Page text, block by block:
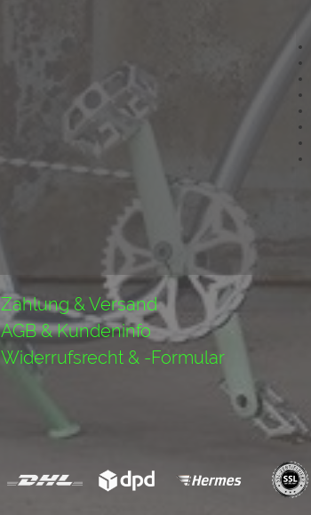
Zahlung & Versand
AGB & Kundeninfo
Widerrufsrecht & -Formular